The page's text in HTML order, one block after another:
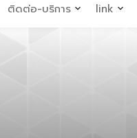
ติดต่อ-บริการ link